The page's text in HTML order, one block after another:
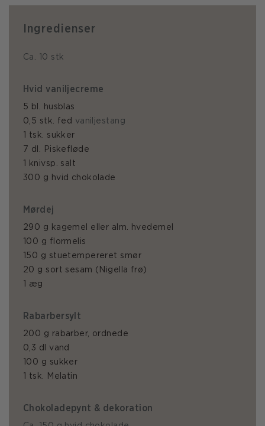
Ingredienser
Ca. 10 stk
Hvid vaniljecreme
5 bl. husblas
0,5 stk. fed
vaniljestang
1 tsk. sukker
7 dl. Piskefløde
1 knivsp. salt
300 g hvid chokolade
Mørdej
290 g kagemel eller alm. hvedemel
100 g flormelis
150 g stuetempereret smør
20 g sort sesam (Nigella frø)
1 æg
Rabarbersylt
200 g rabarber, ordnede
0,3 dl vand
100 g sukker
1 tsk. Melatin
Chokoladepynt & dekoration